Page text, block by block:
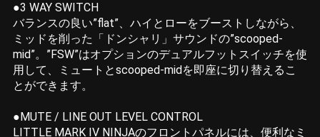
●3 WAY SWITCH
バランスの良い”flat”、ハイとローをブーストしながら、
ミッドを削った「ドンシャリ」サウンドの”scooped-
mid”。”FSW”はオプションのデュアルフットスイッチを使
用して、ミュートとscooped-midを即座に切り替えるこ
とができます。
●MUTE / LINE OUT LEVEL CONTROL
LITTLE MARK IV NINJAのフロントパネルには、便利なミ